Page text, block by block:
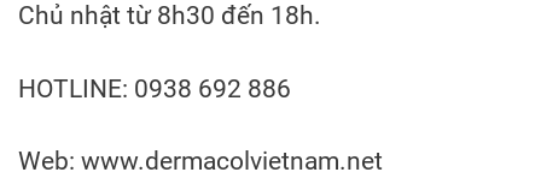
Chủ nhật từ 8h30 đến 18h.
HOTLINE: 0938 692 886
Web: www.dermacolvietnam.net